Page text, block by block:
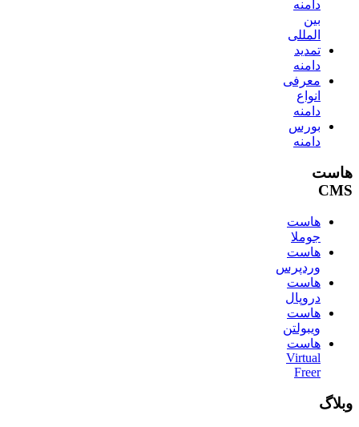
دامنه
بین
المللی
تمدید
دامنه
معرفی
انواع
دامنه
بورس
دامنه
هاست
CMS
هاست
جوملا
هاست
وردپرس
هاست
دروپال
هاست
ویبولتن
هاست
Virtual
Freer
وبلاگ